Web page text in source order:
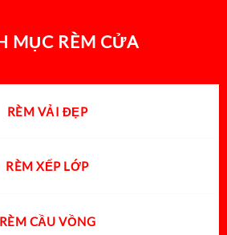
MỤC RÈM CỬA
RÈM VẢI ĐẸP
RÈM XẾP LỚP
RÈM CẦU VỒNG